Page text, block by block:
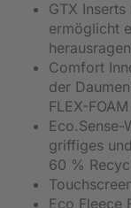
GTX
ermöglicht
Comfort
der
FLEX-
Eco.Sense-
griffiges
60 %
Eco Fleece